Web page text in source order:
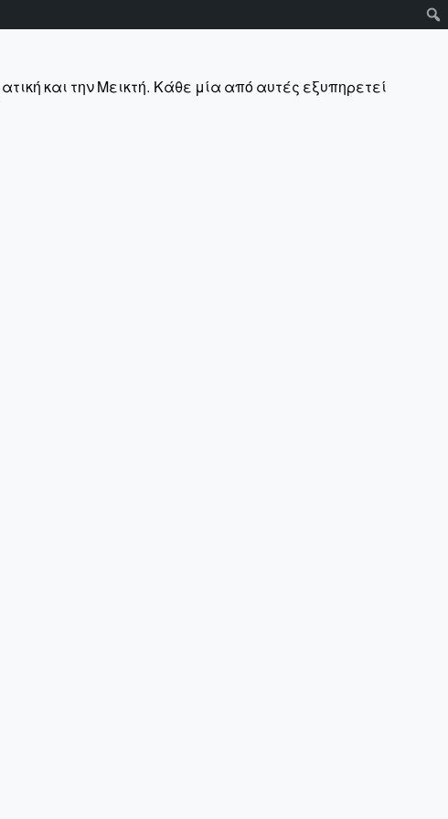
και την Μεικτή. Κάθε μία από αυτές εξυπηρετεί